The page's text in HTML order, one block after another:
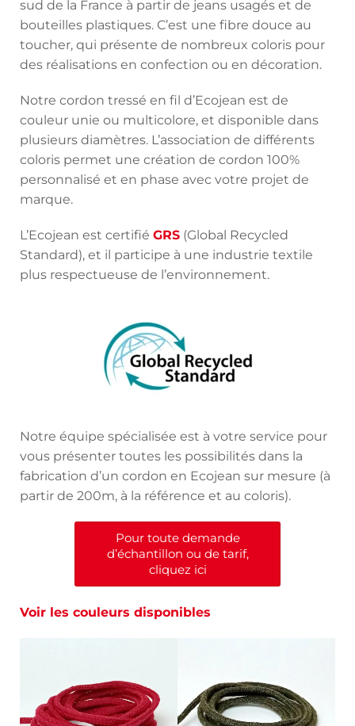
sud de la France à partir de jeans usagés et de
bouteilles plastiques. C’est une fibre douce au
toucher, qui présente de nombreux coloris pour
des réalisations en confection ou en décoration.
Notre cordon tressé en fil d’Ecojean est de
couleur unie ou multicolore, et disponible dans
plusieurs diamètres. L’association de différents
coloris permet une création de cordon 100%
personnalisé et en phase avec votre projet de
marque.
L’Ecojean est certifié GRS (Global Recycled
Standard), et il participe à une industrie textile
plus respectueuse de l’environnement.
Notre équipe spécialisée est à votre service pour
vous présenter toutes les possibilités dans la
fabrication d’un cordon en Ecojean sur mesure (à
partir de 200m, à la référence et au coloris).
Pour toute demande
d’échantillon ou de tarif,
cliquez ici
Voir les couleurs disponibles